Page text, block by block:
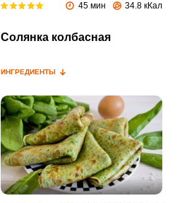
45 мин 34.8 кКал
Солянка колбасная
ИНГРЕДИЕНТЫ